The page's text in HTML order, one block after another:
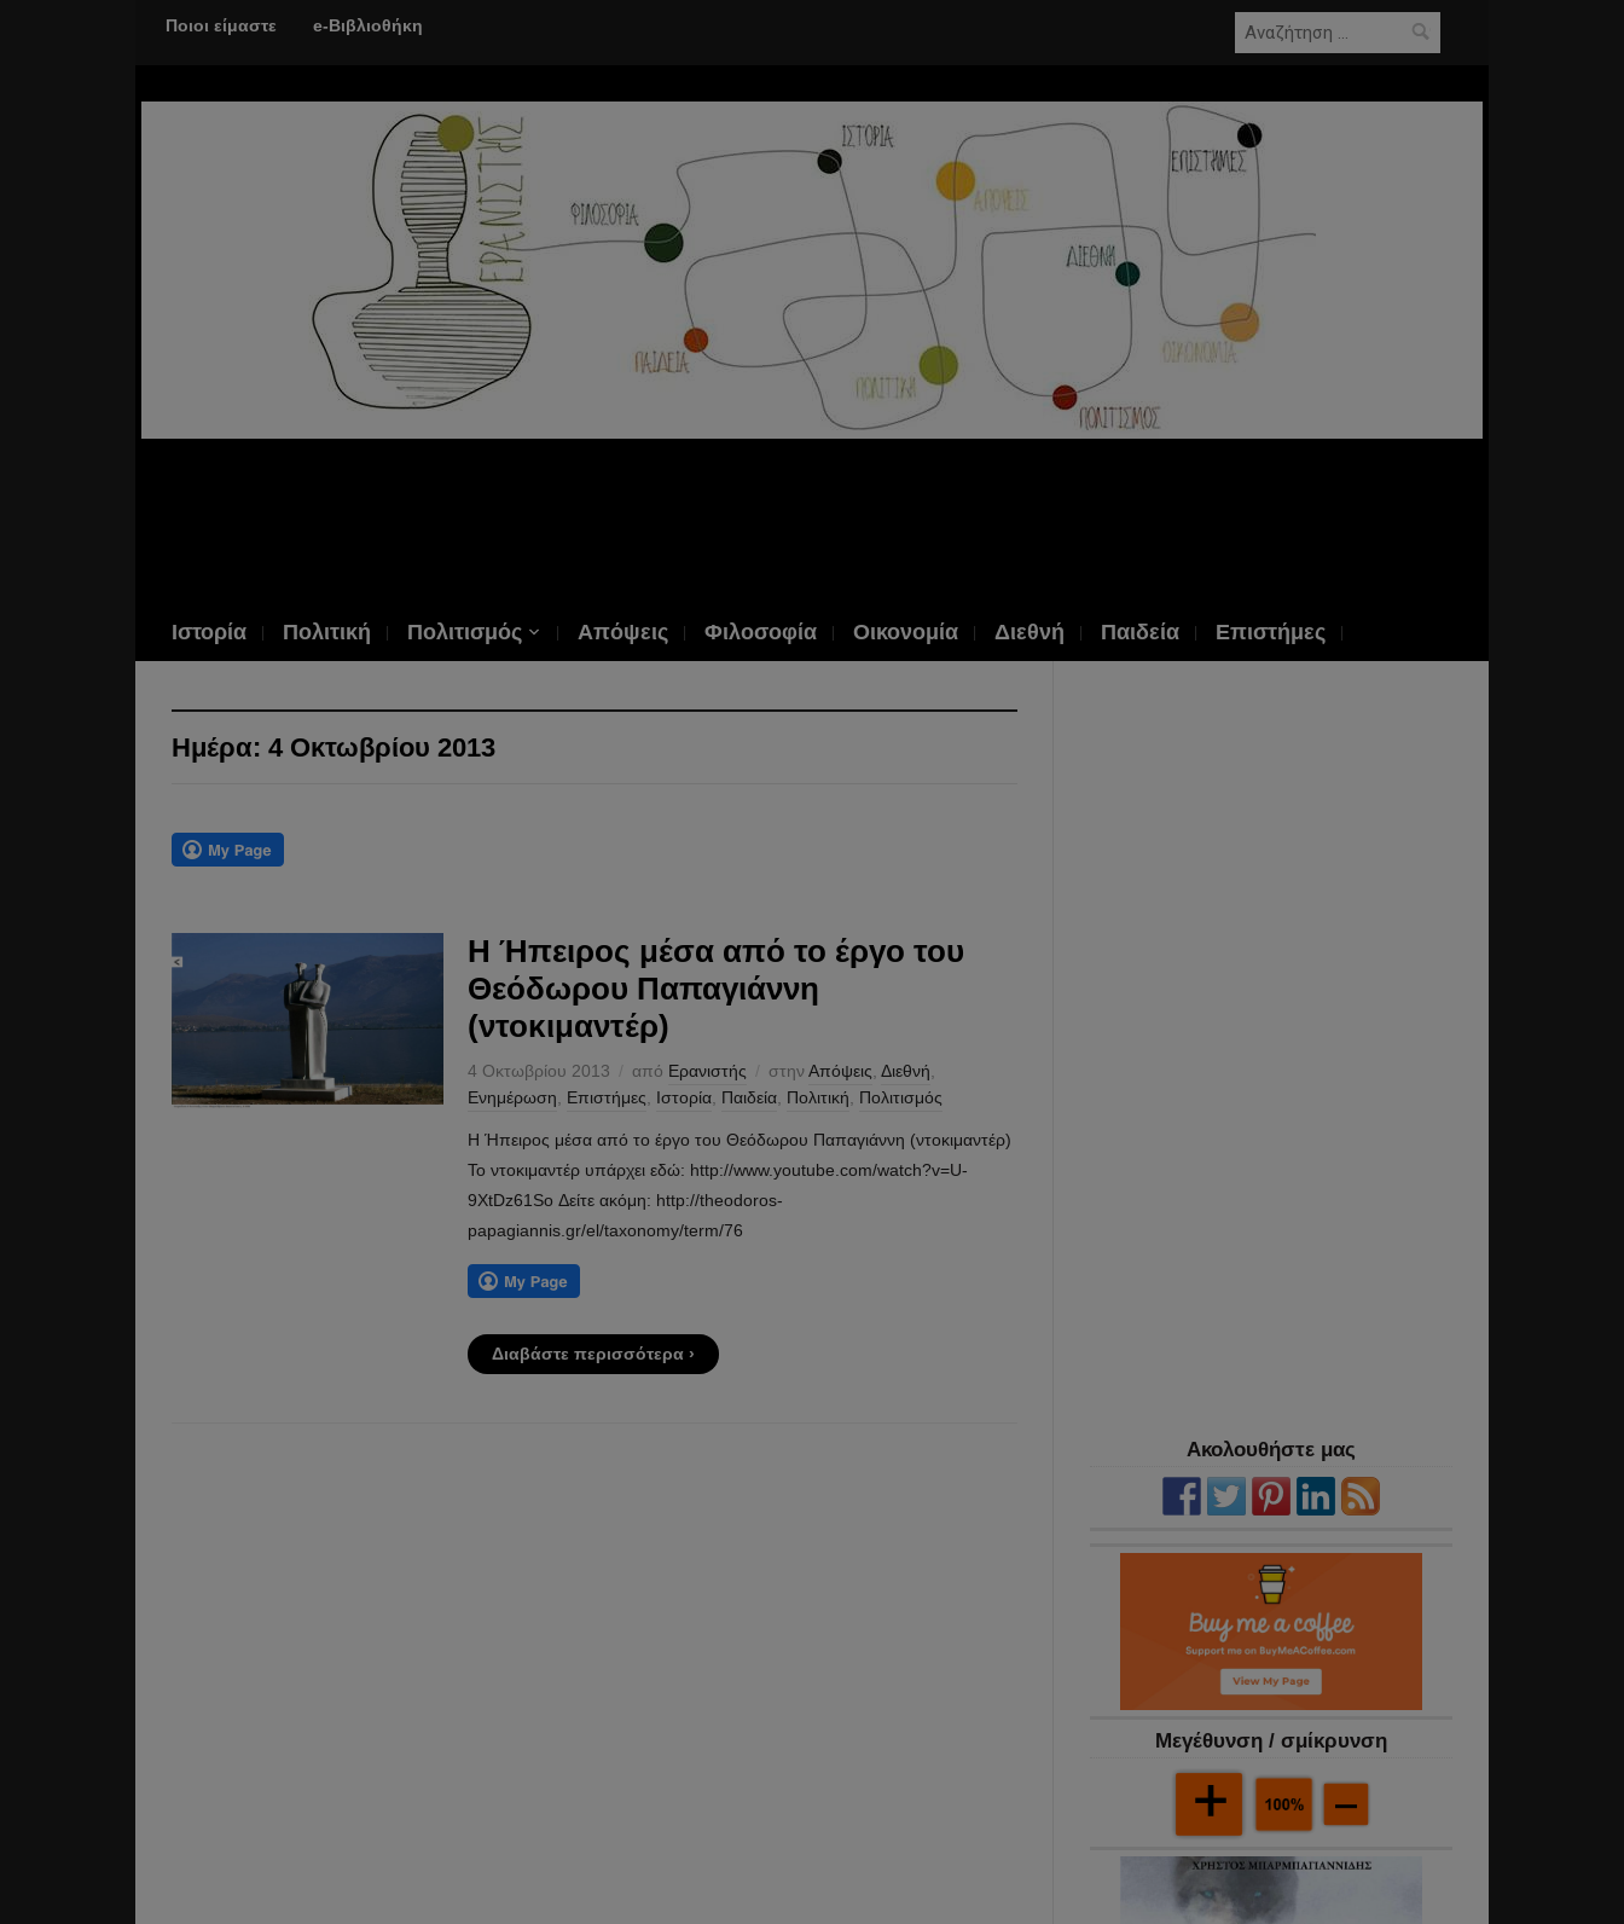
Ποιοι είμαστε e-Βιβλιοθήκη
Αναζήτηση
για:
Ιστορία Πολιτική Πολιτισμός Απόψεις Φιλοσοφία Οικονομία Διεθνή Παιδεία Επιστήμες
Ημέρα: 4 Οκτωβρίου 2013
Η Ήπειρος μέσα από το έργο του
Θεόδωρου Παπαγιάννη
(ντοκιμαντέρ)
4 Οκτωβρίου 2013 από Ερανιστής στηνΑπόψεις Διεθνή
Ενημέρωση
Επιστήμες Ιστορία Παιδεία Πολιτική Πολιτισμός
Η Ήπειρος μέσα από το έργο του Θεόδωρου Παπαγιάννη (ντοκιμαντέρ)
Το ντοκιμαντέρ υπάρχει εδώ: http://www.youtube.com/watch?v=U-
9XtDz61So Δείτε ακόμη: http://theodoros-
papagiannis.gr/el/taxonomy/term/76
Διαβάστε περισσότερα ›
Ακολουθήστε μας
Mεγέθυνση / σμίκρυνση